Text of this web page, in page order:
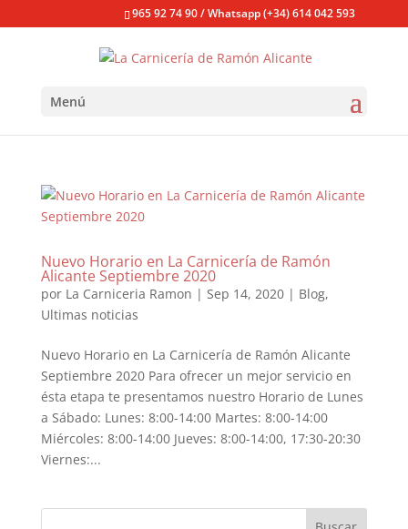
965 92 74 90 / Whatsapp (+34) 614 042 593
Menú
Nuevo Horario en La Carnicería de Ramón
Alicante Septiembre 2020
por La Carniceria Ramon | Sep 14, 2020| Blog,
Ultimas noticias
Nuevo Horario en La Carnicería de Ramón Alicante
Septiembre 2020 Para ofrecer un mejor servicio en
ésta etapa te presentamos nuestro Horario de Lunes
a Sábado: Lunes: 8:00-14:00 Martes: 8:00-14:00
Miércoles: 8:00-14:00 Jueves: 8:00-14:00, 17:30-20:30
Viernes:...